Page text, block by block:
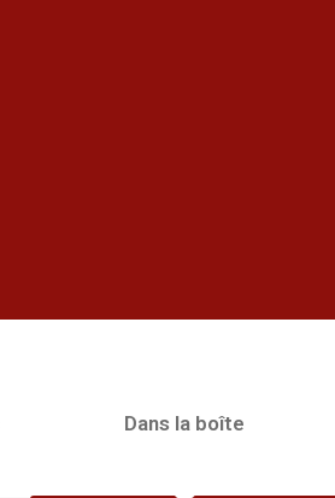
Dans la boîte